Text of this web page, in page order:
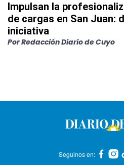
Impulsan la
de cargas en San Juan:
iniciativa
PorRedacción Diario de Cuyo
Seguinos en: